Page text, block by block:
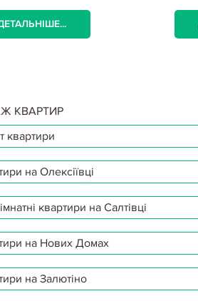
КВАРТИР
квартири
на Олексіївці
квартири на Салтівці
на Нових Домах
на Залютіно